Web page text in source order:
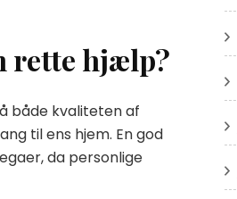
rette hjælp?
både kvaliteten af
til ens hjem. En god
da personlige